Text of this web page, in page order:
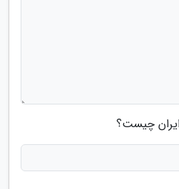
چیست؟